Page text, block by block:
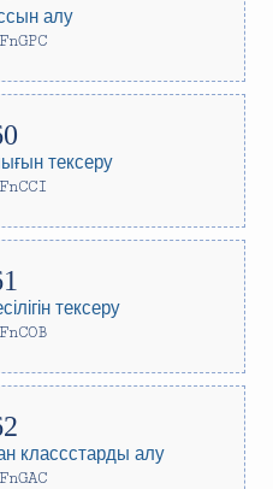
алу
тексеру
тексеру
классстарды алу